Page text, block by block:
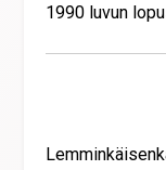
1990 luvun